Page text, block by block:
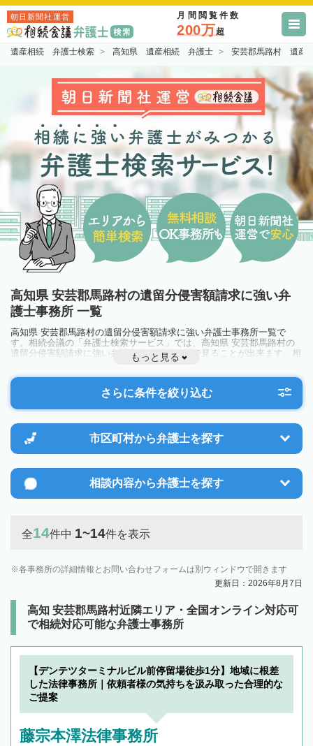
朝日新聞社運営 月間閲覧件数
200万超
遺産相続 弁護士検索 高知県 遺産相続 弁護士 安芸郡馬路村 遺産
高知県 安芸郡馬路村の遺留分侵害額請求に強い弁
護士事務所 一覧
高知県 安芸郡馬路村の遺留分侵害額請求に強い弁護士事務所一覧で
す。相続会議の「弁護士検索サービス」では、高知県 安芸郡馬路村の
遺留分侵害額請求に強い弁護士事務所を一覧で見ることが出来ます。相
続のトラブルやお悩みを抱えている方は一度近隣の弁護士に相談してみ
ましょう。
もっと見る
さらに条件を絞り込む
市区町村から弁護士を探す
相談内容から弁護士を探す
全14件中 1~14件を表示
各事務所の詳細情報とお問い合わせフォームは別ウィンドウで開きます
更新日：2026年8月7日
高知 安芸郡馬路村近隣エリア・全国オンライン対応可
で相続対応可能な弁護士事務所
【デンテツターミナルビル前停留場徒歩1分】地域に根差
した法律事務所｜依頼者様の気持ちを汲み取った合理的な
ご提案
藤宗本澤法律事務所